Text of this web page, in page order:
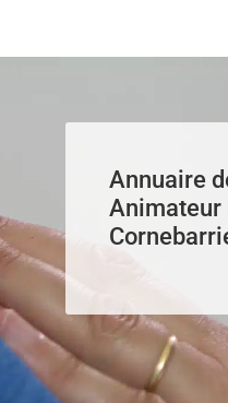
Annuaire
Animateur